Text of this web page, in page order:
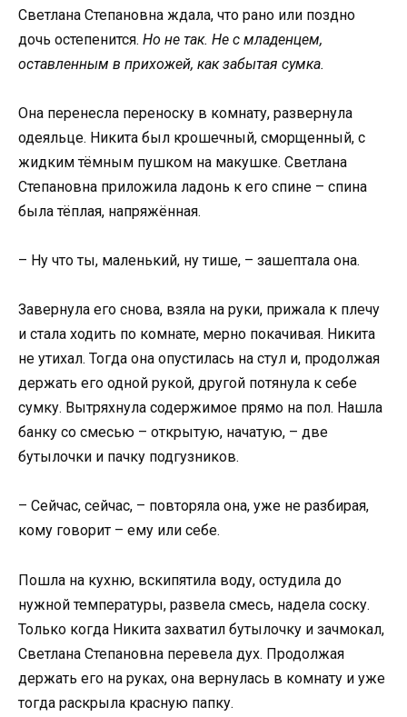
Светлана Степановна ждала, что рано или поздно
дочь остепенится. Но не так. Не с младенцем,
оставленным в прихожей, как забытая сумка.
Она перенесла переноску в комнату, развернула
одеяльце. Никита был крошечный, сморщенный, с
жидким тёмным пушком на макушке. Светлана
Степановна приложила ладонь к его спине – спина
была тёплая, напряжённая.
– Ну что ты, маленький, ну тише, – зашептала она.
Завернула его снова, взяла на руки, прижала к плечу
и стала ходить по комнате, мерно покачивая. Никита
не утихал. Тогда она опустилась на стул и, продолжая
держать его одной рукой, другой потянула к себе
сумку. Вытряхнула содержимое прямо на пол. Нашла
банку со смесью – открытую, начатую, – две
бутылочки и пачку подгузников.
– Сейчас, сейчас, – повторяла она, уже не разбирая,
кому говорит – ему или себе.
Пошла на кухню, вскипятила воду, остудила до
нужной температуры, развела смесь, надела соску.
Только когда Никита захватил бутылочку и зачмокал,
Светлана Степановна перевела дух. Продолжая
держать его на руках, она вернулась в комнату и уже
тогда раскрыла красную папку.